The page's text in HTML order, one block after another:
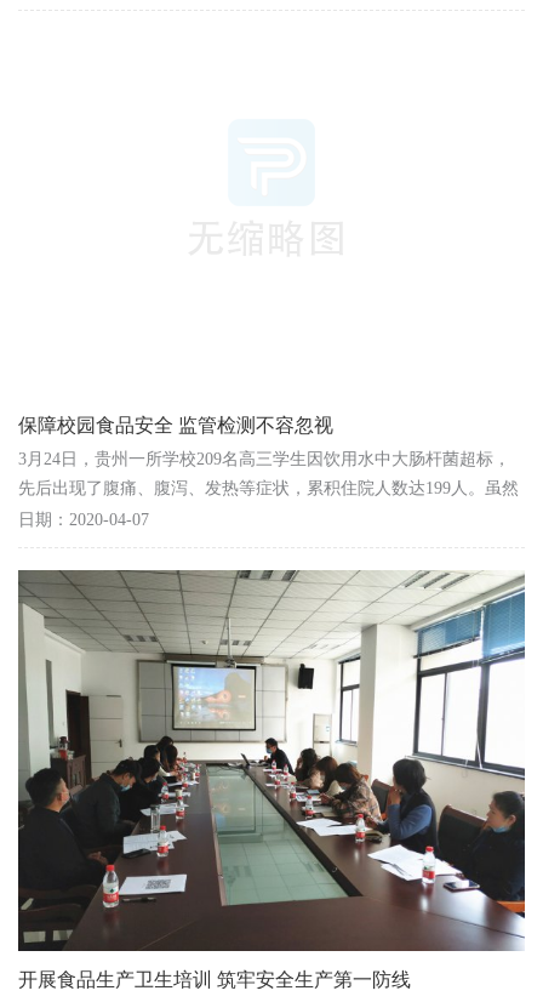
保障校园食品安全 监管检测不容忽视
3月24日，贵州一所学校209名高三学生因饮用水中大肠杆菌超标，
先后出现了腹痛、腹泻、发热等症状，累积住院人数达199人。虽然
目前所有学生均已出院，但这次事件再次敲响了校园食...
日期：2020-04-07
开展食品生产卫生培训 筑牢安全生产第一防线